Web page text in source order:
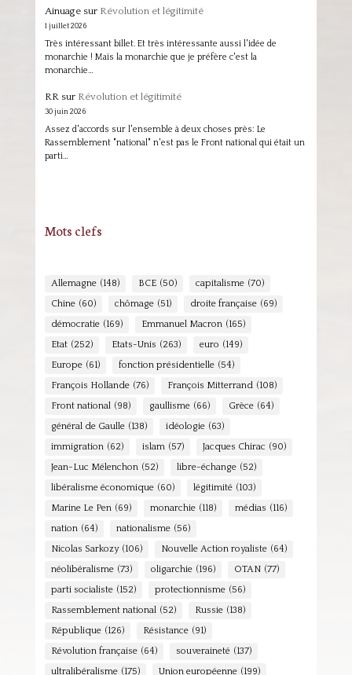
Ainuagesur Révolution et légitimité
1 juillet 2026
Très intéressant billet. Et très intéressante aussi l'idée de
monarchie ! Mais la monarchie que je préfère c'est la
monarchie…
RR sur Révolution et légitimité
30 juin 2026
Assez d'accords sur l'ensemble à deux choses près: Le
Rassemblement "national" n'est pas le Front national qui était un
parti…
Mots clefs
Allemagne (148) BCE (50) capitalisme (70)
Chine (60) chômage (51) droite française (69)
démocratie (169) Emmanuel Macron (165)
Etat (252) Etats-Unis (263) euro (149)
Europe (61) fonction présidentielle (54)
François Hollande (76) François Mitterrand (108)
Front national (98) gaullisme (66) Grèce (64)
général de Gaulle (138) idéologie (63)
immigration (62) islam (57) Jacques Chirac (90)
Jean-Luc Mélenchon (52) libre-échange (52)
libéralisme économique (60) légitimité (103)
Marine Le Pen (69) monarchie (118) médias (116)
nation (64) nationalisme (56)
Nicolas Sarkozy (106) Nouvelle Action royaliste (64)
néolibéralisme (73) oligarchie (196) OTAN (77)
parti socialiste (152) protectionnisme (56)
Rassemblement national (52) Russie (138)
République (126) Résistance (91)
Révolution française (64) souveraineté (137)
ultralibéralisme (175) Union européenne (199)